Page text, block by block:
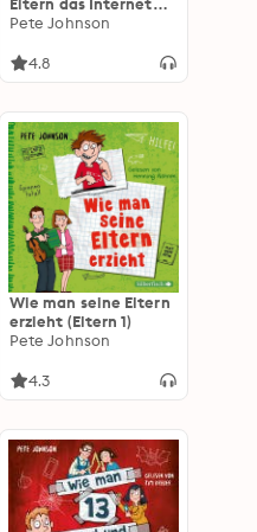
erklärt (Eltern 4)
Pete Johnson
4.8
Wie man seine Eltern
erzieht (Eltern 1)
Pete Johnson
4.3